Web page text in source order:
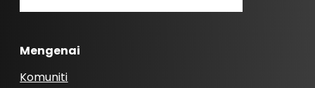
Mengenai
Komuniti